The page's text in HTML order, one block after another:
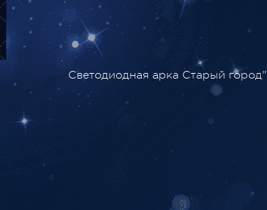
Светодиодная арка Старый город"